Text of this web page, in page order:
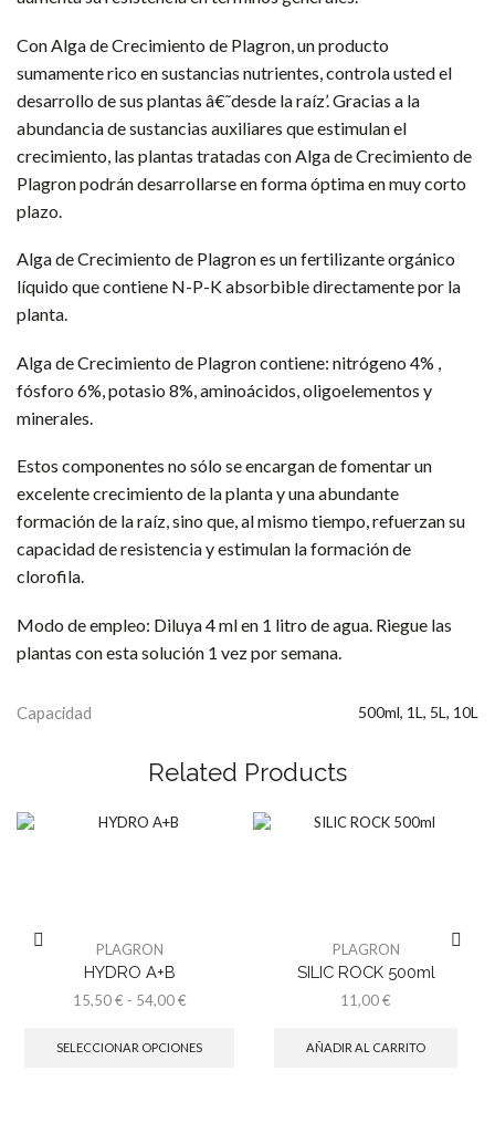
Con Alga de Crecimiento de Plagron, un producto
sumamente rico en sustancias nutrientes, controla usted el
desarrollo de sus plantas â€˜desde la raíz’. Gracias a la
abundancia de sustancias auxiliares que estimulan el
crecimiento, las plantas tratadas con Alga de Crecimiento de
Plagron podrán desarrollarse en forma óptima en muy corto
plazo.
Alga de Crecimiento de Plagron es un fertilizante orgánico
líquido que contiene N-P-K absorbible directamente por la
planta.
Alga de Crecimiento de Plagron contiene: nitrógeno 4% ,
fósforo 6%, potasio 8%, aminoácidos, oligoelementos y
minerales.
Estos componentes no sólo se encargan de fomentar un
excelente crecimiento de la planta y una abundante
formación de la raíz, sino que, al mismo tiempo, refuerzan su
capacidad de resistencia y estimulan la formación de
clorofila.
Modo de empleo: Diluya 4 ml en 1 litro de agua. Riegue las
plantas con esta solución 1 vez por semana.
Capacidad 500ml, 1L, 5L, 10L
Related Products
PLAGRON
HYDRO A+B
15,50€ - 54,00€Rango
precios:
SELECCIONAR OPCIONES
PLAGRON
SILIC ROCK 500ml
11,00€
AÑADIR AL CARRITO